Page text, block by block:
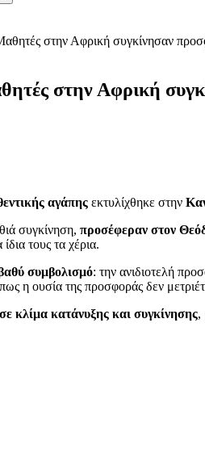
στην Αφρική συγκίνησαν
στην Αφρική
αγάπης εκτυλίχθηκε στην
συγκίνηση, προσέφεραν στον
τους τα χέρια.
συμβολισμό: την ανιδιοτελή
η ουσία της προσφοράς δεν
κλίμα κατάνυξης και συγκίνησης,